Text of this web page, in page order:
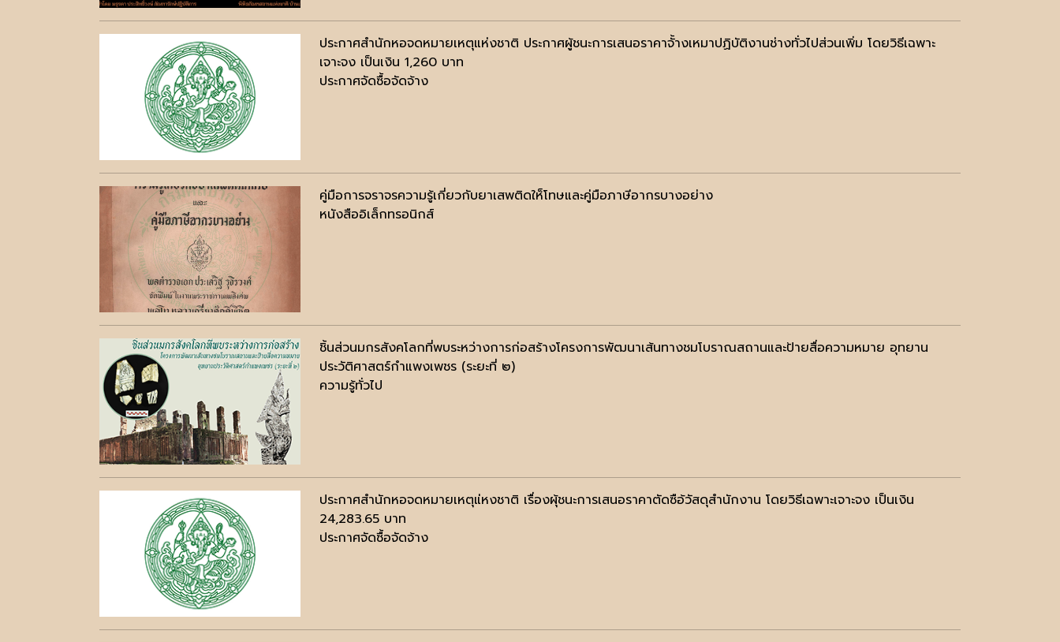
ประกาศสำนักหอจดหมายเหตุแห่งชาติ ประกาศผู้ชนะการเสนอราคาจั้างเหมาปฏิบัติงานช่างทั่วไปส่วนเพิ่ม โดยวิธีเฉพาะ
เจาะจง เป็นเงิน 1,260 บาท
ประกาศจัดซื้อจัดจ้าง
คู่มือการจราจรความรู้เกี่ยวกับยาเสพติดให็โทษและคู่มือภาษีอากรบางอย่าง
หนังสืออิเล็กทรอนิกส์
ชิ้นส่วนมกรสังคโลกที่พบระหว่างการก่อสร้างโครงการพัฒนาเส้นทางชมโบราณสถานและป้ายสื่อความหมาย อุทยาน
ประวัติศาสตร์กำแพงเพชร (ระยะที่ ๒)
ความรู้ทั่วไป
ประกาศสำนักหอจดหมายเหตุแ่หงชาติ เรื่องผุ้ชนะการเสนอราคาตัดซือ้วัสดุสำนักงาน โดยวิธีเฉพาะเจาะจง เป็นเงิน
24,283.65 บาท
ประกาศจัดซื้อจัดจ้าง